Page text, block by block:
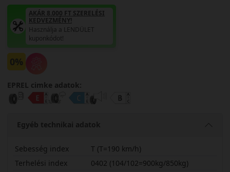
AKÁR 8.000 FT SZERELÉSI
KEDVEZMÉNY!
Használja a LENDÜLET
kuponkódot!
0%
EPREL cimke adatok:
Egyéb technikai adatok
Sebesség index
T (T=190 km/h)
Terhelési index
0402 (104/102=900kg/850kg)